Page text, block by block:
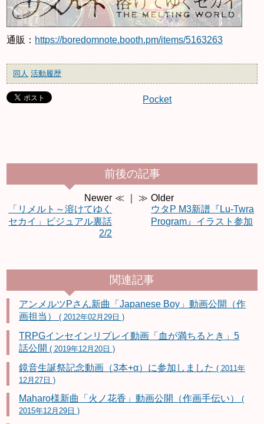
通販： https://boredomnote.booth.pm/items/5163263
同人 活動履歴
Pocket
前後の記事
Newer
「リメルト～溶けてゆく
セカイ」ビジュアル裏話
2/2
≪ ｜ ≫ Older
ウタP M3新譜『Lu-Twra
Program』イラスト参加
関連記事
アンメルツPさん新曲「Japanese Boy」動画公開（作
画担当）( 2012年02月29日 )
TRPGインセインリプレイ動画「血が満ちるとき」5
話公開( 2019年12月20日 )
鏡音生誕祭記念動画（3本+α）に参加しました( 2011年
12月27日 )
Maharo様新曲「火ノ花香」動画公開（作画手伝い）(
2015年12月29日 )